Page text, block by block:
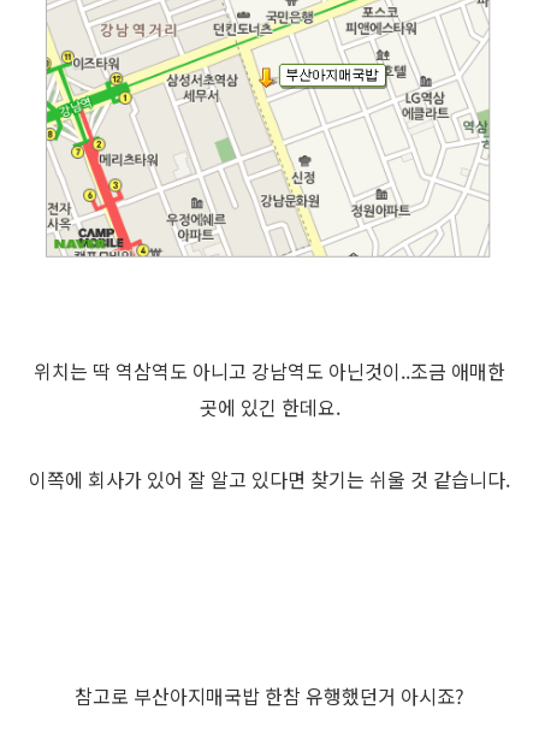
위치는 딱 역삼역도 아니고 강남역도 아닌것이..조금 애매한
곳에 있긴 한데요.
이쪽에 회사가 있어 잘 알고 있다면 찾기는 쉬울 것 같습니다.
참고로 부산아지매국밥 한참 유행했던거 아시죠?